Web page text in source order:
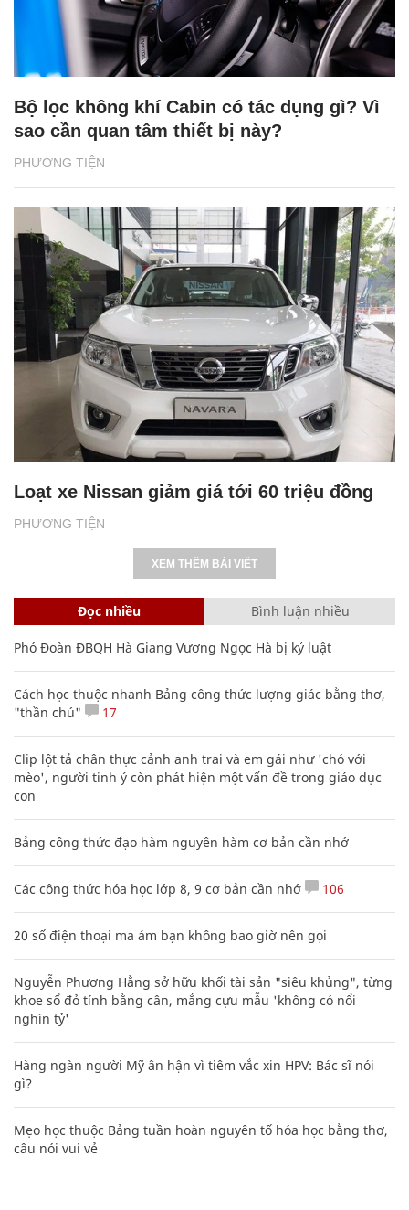
PHƯƠNG TIỆN
Bộ lọc không khí Cabin có tác dụng gì? Vì
sao cần quan tâm thiết bị này?
PHƯƠNG TIỆN
Loạt xe Nissan giảm giá tới 60 triệu đồng
XEM THÊM BÀI VIẾT
Đọc nhiều Bình luận nhiều
Phó Đoàn ĐBQH Hà Giang Vương Ngọc Hà bị kỷ luật
Cách học thuộc nhanh Bảng công thức lượng giác bằng thơ,
"thần chú"
17
Clip lột tả chân thực cảnh anh trai và em gái như 'chó với
mèo', người tinh ý còn phát hiện một vấn đề trong giáo dục
con
Bảng công thức đạo hàm nguyên hàm cơ bản cần nhớ
Các công thức hóa học lớp 8, 9 cơ bản cần nhớ 106
20 số điện thoại ma ám bạn không bao giờ nên gọi
Nguyễn Phương Hằng sở hữu khối tài sản "siêu khủng", từng
khoe sổ đỏ tính bằng cân, mắng cựu mẫu 'không có nổi
nghìn tỷ'
Hàng ngàn người Mỹ ân hận vì tiêm vắc xin HPV: Bác sĩ nói
gì?
Mẹo học thuộc Bảng tuần hoàn nguyên tố hóa học bằng thơ,
câu nói vui vẻ